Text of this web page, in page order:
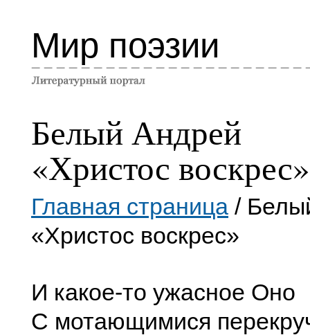
Мир поэзии
Белый Андрей
«Христос воскрес»
Главная страница /
«Христос воскрес»
И какое-то ужасное Оно
С мотающимися